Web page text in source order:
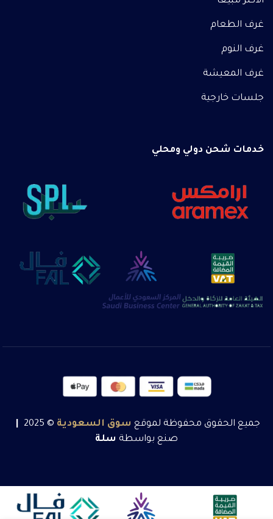
غرف الطعام
غرف النوم
غرف المعيشة
جلسات خارجية
خدمات شحن دولي ومحلي
جميع الحقوق محفوظة لموقع سوق السعودية © 2025
صنع بواسطة سلة